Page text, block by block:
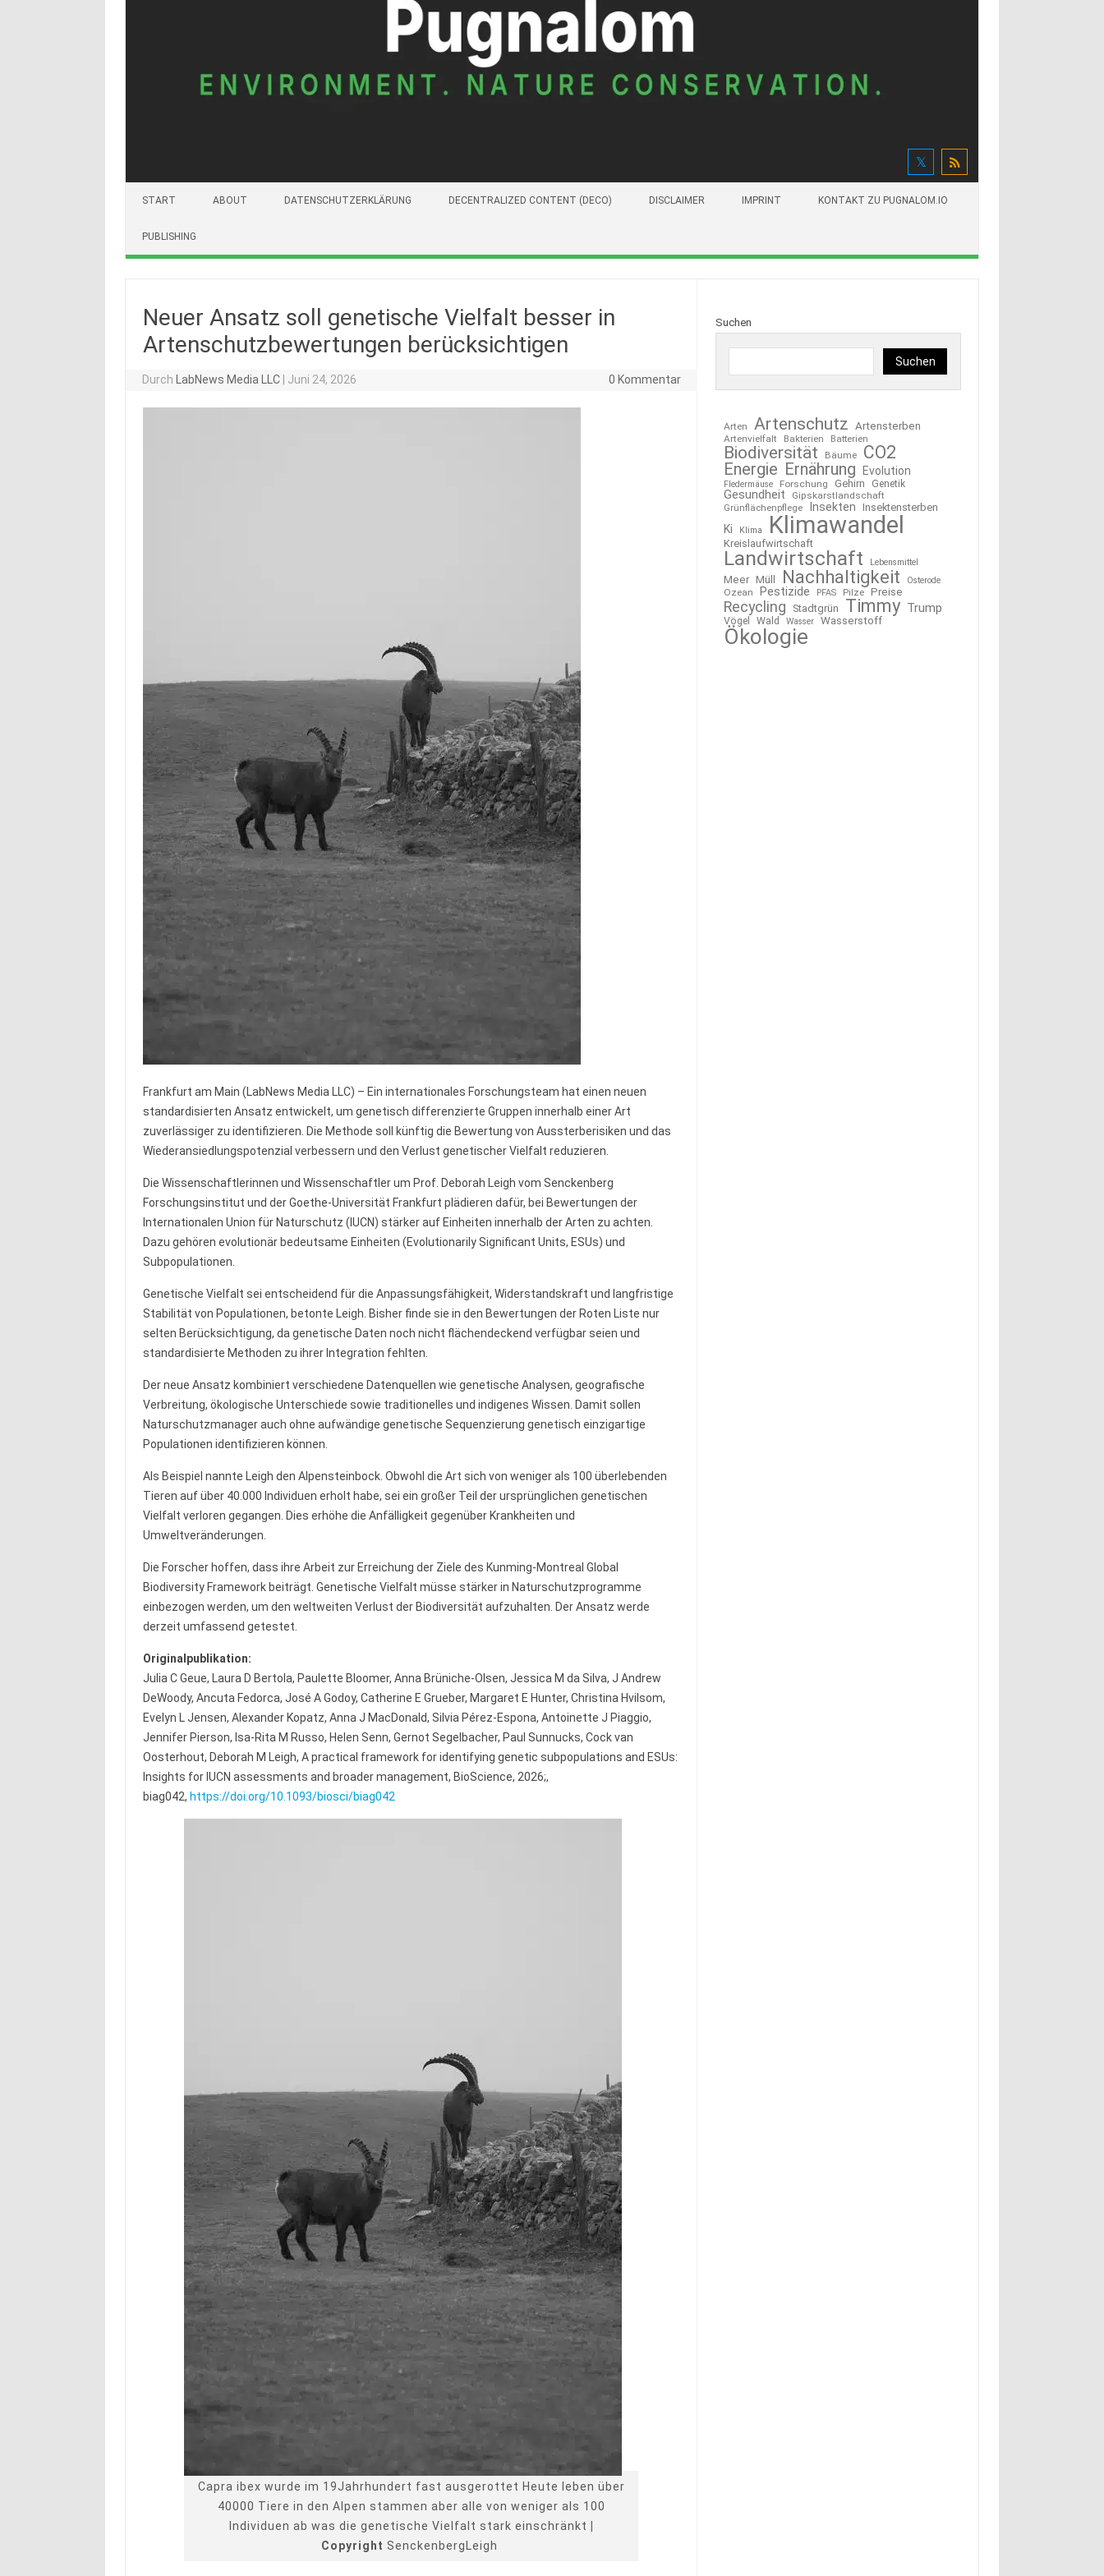
START ABOUT DATENSCHUTZERKLÄRUNG DECENTRALIZED CONTENT (DECO) DISCLAIMER IMPRINT KONTAKT ZU PUGNALOM.IO
PUBLISHING
Neuer Ansatz soll genetische Vielfalt besser in
Artenschutzbewertungen berücksichtigen
Durch LabNews Media LLC Juni 24, 2026 0 Kommentar
Frankfurt am Main (LabNews Media LLC) – Ein internationales Forschungsteam hat einen neuen
standardisierten Ansatz entwickelt, um genetisch differenzierte Gruppen innerhalb einer Art
zuverlässiger zu identifizieren. Die Methode soll künftig die Bewertung von Aussterberisiken und das
Wiederansiedlungspotenzial verbessern und den Verlust genetischer Vielfalt reduzieren.
Die Wissenschaftlerinnen und Wissenschaftler um Prof. Deborah Leigh vom Senckenberg
Forschungsinstitut und der Goethe-Universität Frankfurt plädieren dafür, bei Bewertungen der
Internationalen Union für Naturschutz (IUCN) stärker auf Einheiten innerhalb der Arten zu achten.
Dazu gehören evolutionär bedeutsame Einheiten (Evolutionarily Significant Units, ESUs) und
Subpopulationen.
Genetische Vielfalt sei entscheidend für die Anpassungsfähigkeit, Widerstandskraft und langfristige
Stabilität von Populationen, betonte Leigh. Bisher finde sie in den Bewertungen der Roten Liste nur
selten Berücksichtigung, da genetische Daten noch nicht flächendeckend verfügbar seien und
standardisierte Methoden zu ihrer Integration fehlten.
Der neue Ansatz kombiniert verschiedene Datenquellen wie genetische Analysen, geografische
Verbreitung, ökologische Unterschiede sowie traditionelles und indigenes Wissen. Damit sollen
Naturschutzmanager auch ohne aufwändige genetische Sequenzierung genetisch einzigartige
Populationen identifizieren können.
Als Beispiel nannte Leigh den Alpensteinbock. Obwohl die Art sich von weniger als 100 überlebenden
Tieren auf über 40.000 Individuen erholt habe, sei ein großer Teil der ursprünglichen genetischen
Vielfalt verloren gegangen. Dies erhöhe die Anfälligkeit gegenüber Krankheiten und
Umweltveränderungen.
Die Forscher hoffen, dass ihre Arbeit zur Erreichung der Ziele des Kunming-Montreal Global
Biodiversity Framework beiträgt. Genetische Vielfalt müsse stärker in Naturschutzprogramme
einbezogen werden, um den weltweiten Verlust der Biodiversität aufzuhalten. Der Ansatz werde
derzeit umfassend getestet.
Originalpublikation:
Julia C Geue, Laura D Bertola, Paulette Bloomer, Anna Brüniche-Olsen, Jessica M da Silva, J Andrew
DeWoody, Ancuta Fedorca, José A Godoy, Catherine E Grueber, Margaret E Hunter, Christina Hvilsom,
Evelyn L Jensen, Alexander Kopatz, Anna J MacDonald, Silvia Pérez-Espona, Antoinette J Piaggio,
Jennifer Pierson, Isa-Rita M Russo, Helen Senn, Gernot Segelbacher, Paul Sunnucks, Cock van
Oosterhout, Deborah M Leigh, A practical framework for identifying genetic subpopulations and ESUs:
Insights for IUCN assessments and broader management, BioScience, 2026;,
biag042, https://doi.org/10.1093/biosci/biag042
Capra ibex wurde im 19Jahrhundert fast ausgerottet Heute leben über
40000 Tiere in den Alpen stammen aber alle von weniger als 100
Individuen ab was die genetische Vielfalt stark einschränkt
Copyright SenckenbergLeigh
Suchen
Suchen
Arten Artenschutz Artensterben
Artenvielfalt Bakterien Batterien
Biodiversität Bäume CO2
Energie Ernährung Evolution
Fledermäuse Forschung Gehirn Genetik
Gesundheit Gipskarstlandschaft
Grünflächenpflege Insekten Insektensterben
Ki Klima Klimawandel
Kreislaufwirtschaft
Landwirtschaft Lebensmittel
Meer Müll Nachhaltigkeit Osterode
Ozean Pestizide PFAS Pilze Preise
Recycling Stadtgrün Timmy Trump
Vögel Wald Wasser Wasserstoff
Ökologie